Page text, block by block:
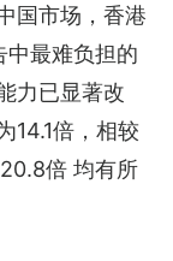
国市场，香港
中最难负担的
力已显著改
14.1倍，相较
倍 均有所